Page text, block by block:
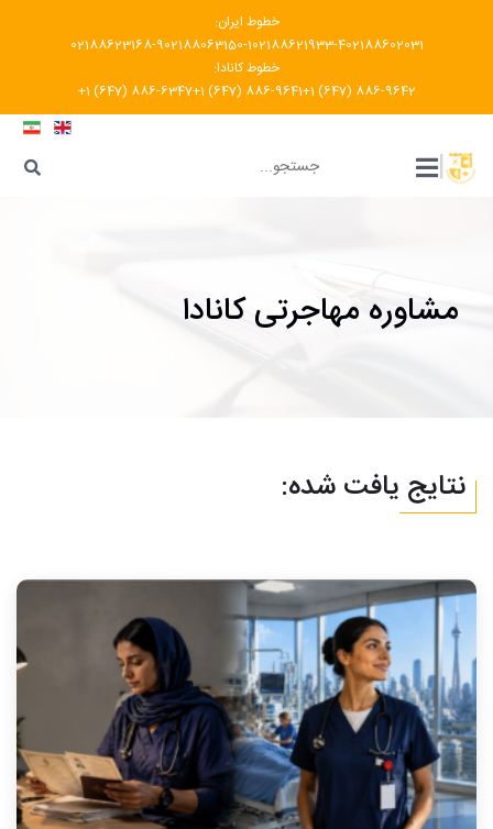
خطوط ایران:
02188623168-902188063150-102188621933-402188602031
خطوط کانادا:
+1 (647) 886-6347+1 (647) 886-9641+1 (647) 886-9642
|
مشاوره مهاجرتی کانادا
نتایج یافت شده: